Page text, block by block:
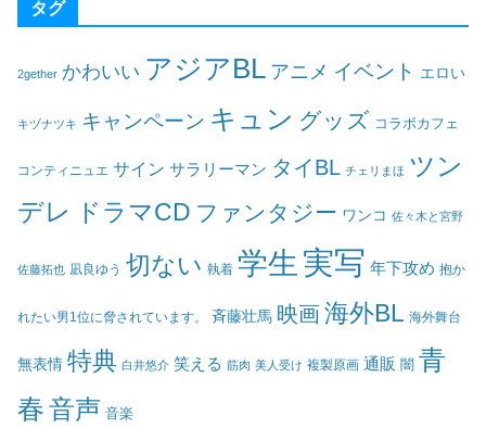
タグ
2gether かわいい アジアBL アニメ イベント エロい
キヅナツキ キャンペーン キュン グッズ コラボカフェ
コンティニュエ サイン サラリーマン タイBL チェリまほ ツン
デレ ドラマCD ファンタジー ワンコ 佐々木と宮野
佐藤拓也 凪良ゆう 切ない 執着 学生 実写 年下攻め 抱か
れたい男1位に脅されています。 斉藤壮馬 映画海外BL 海外舞台
無表情 特典 白井悠介 笑える 筋肉 美人受け 複製原画 通販 闇 青
春音声 音楽